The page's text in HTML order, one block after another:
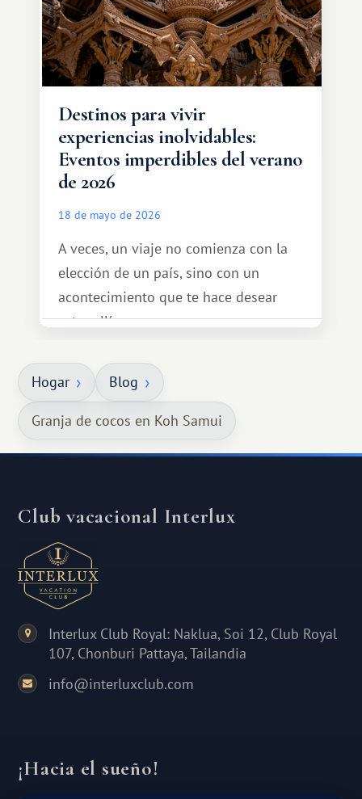
Destinos para vivir
experiencias inolvidables:
Eventos imperdibles del verano
de 2026
18 de mayo de 2026
A veces, un viaje no comienza con la
elección de un país, sino con un
acontecimiento que te hace desear
estar allí...
Hogar Blog
Granja de cocos en Koh Samui
Club vacacional Interlux
Interlux Club Royal: Naklua, Soi 12, Club Royal
107, Chonburi Pattaya, Tailandia
info@interluxclub.com
¡Hacia el sueño!